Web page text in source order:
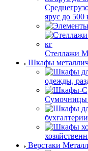
ярус до 500
Стеллажи
Шкафы
одежды,
Сумочницы
Верстаки